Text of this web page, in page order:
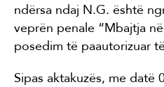
ndërsa ndaj N.G. është
veprën penale “Mbajtja
posedim të paautorizuar
Sipas aktakuzës, me